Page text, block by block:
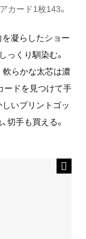
カード1枚143。
を凝らしたショー
っくり馴染む。
らかな太芯は濃
ードを見つけて手
いプリントゴッ
切手も買える。